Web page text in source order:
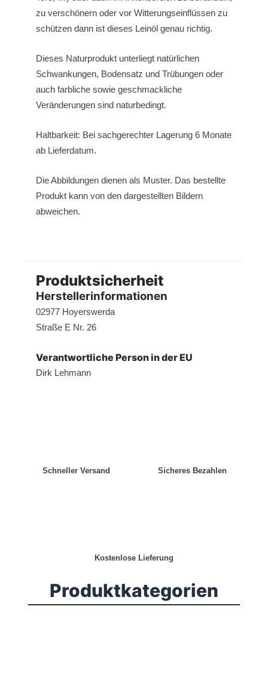
zu verschönern oder vor Witterungseinflüssen zu
schützen dann ist dieses Leinöl genau richtig.
Dieses Naturprodukt unterliegt natürlichen
Schwankungen, Bodensatz und Trübungen oder
auch farbliche sowie geschmackliche
Veränderungen sind naturbedingt.
Haltbarkeit: Bei sachgerechter Lagerung 6 Monate
ab Lieferdatum.
Die Abbildungen dienen als Muster. Das bestellte
Produkt kann von den dargestellten Bildern
abweichen.
Produktsicherheit
Herstellerinformationen
02977 Hoyerswerda
Straße E Nr. 26
Verantwortliche Person in der EU
Dirk Lehmann
Schneller Versand Sicheres Bezahlen
Kostenlose Lieferung
Produktkategorien